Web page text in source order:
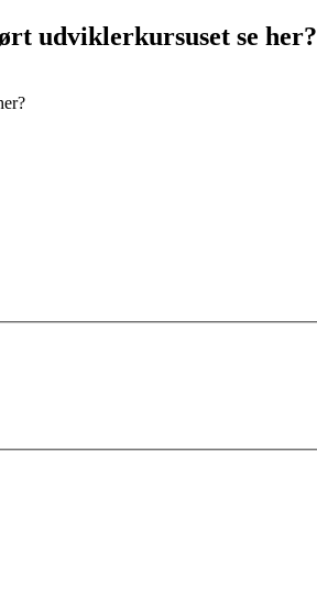
udviklerkursuset se her?